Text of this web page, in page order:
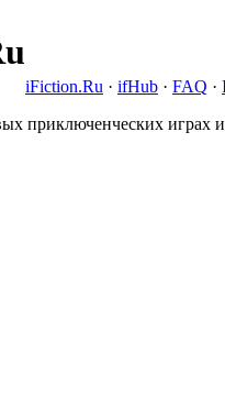
iFiction.Ru · ifHub · FAQ ·
приключенческих играх